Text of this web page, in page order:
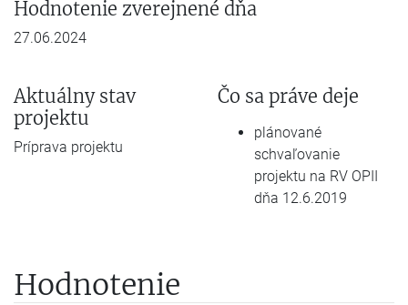
Hodnotenie zverejnené dňa
27.06.2024
Aktuálny stav
projektu
Príprava projektu
Čo sa práve deje
plánované
schvaľovanie
projektu na RV OPII
dňa 12.6.2019
Hodnotenie